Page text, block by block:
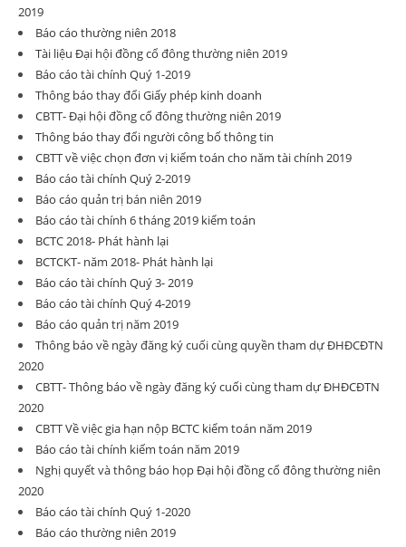
2019
Báo cáo thường niên 2018
Tài liệu Đại hội đồng cổ đông thường niên 2019
Báo cáo tài chính Quý 1-2019
Thông báo thay đổi Giấy phép kinh doanh
CBTT- Đại hội đồng cổ đông thường niên 2019
Thông báo thay đổi người công bố thông tin
CBTT về việc chọn đơn vị kiểm toán cho năm tài chính 2019
Báo cáo tài chính Quý 2-2019
Báo cáo quản trị bán niên 2019
Báo cáo tài chính 6 tháng 2019 kiểm toán
BCTC 2018- Phát hành lại
BCTCKT- năm 2018- Phát hành lại
Báo cáo tài chính Quý 3- 2019
Báo cáo tài chính Quý 4-2019
Báo cáo quản trị năm 2019
Thông báo về ngày đăng ký cuối cùng quyền tham dự ĐHĐCĐTN
2020
CBTT- Thông báo về ngày đăng ký cuối cùng tham dự ĐHĐCĐTN
2020
CBTT Về việc gia hạn nộp BCTC kiểm toán năm 2019
Báo cáo tài chính kiếm toán năm 2019
Nghị quyết và thông báo họp Đại hội đồng cổ đông thường niên
2020
Báo cáo tài chính Quý 1-2020
Báo cáo thường niên 2019